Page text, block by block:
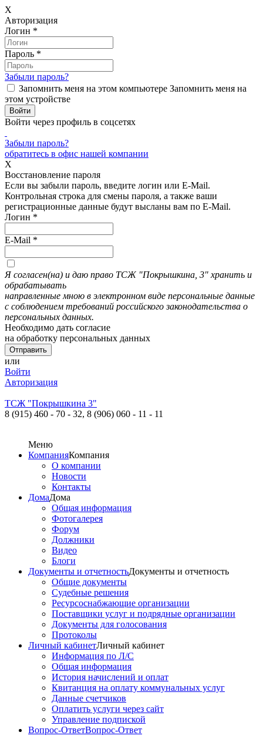
X
Авторизация
Логин *
Пароль *
Забыли пароль?
Запомнить меня на этом компьютере Запомнить меня на
этом устройстве
Войти через профиль в соцсетях
Забыли пароль?
обратитесь в офис нашей компании
X
Восстановление пароля
Если вы забыли пароль, введите логин или E-Mail.
Контрольная строка для смены пароля, а также ваши
регистрационные данные будут высланы вам по E-Mail.
Логин *
E-Mail *
Я согласен(на) и даю право ТСЖ "Покрышкина, 3" хранить и
обрабатывать
направленные мною в электронном виде персональные данные
с соблюдением требований российского законодательства о
персональных данных.
Необходимо дать согласие
на обработку персональных данных
или
Войти
Авторизация
ТСЖ "Покрышкина 3"
8 (915) 460 - 70 - 32, 8 (906) 060 - 11 - 11
Меню
КомпанияКомпания
О компании
Новости
Контакты
ДомаДома
Общая информация
Фотогалерея
Форум
Должники
Видео
Блоги
Документы и отчетностьДокументы и отчетность
Общие документы
Судебные решения
Ресурсоснабжающие организации
Поставщики услуг и подрядные организации
Документы для голосования
Протоколы
Личный кабинетЛичный кабинет
Информация по Л/С
Общая информация
История начислений и оплат
Квитанция на оплату коммунальных услуг
Данные счетчиков
Оплатить услуги через сайт
Управление подпиской
Вопрос-ОтветВопрос-Ответ